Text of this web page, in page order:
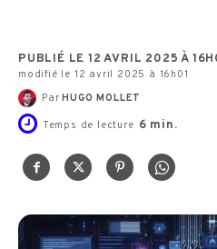
PUBLIÉ LE 12 AVRIL 2025 À
modifié le 12 avril 2025 à 16h01
Par HUGO MOLLET
Temps de lecture 6 min.